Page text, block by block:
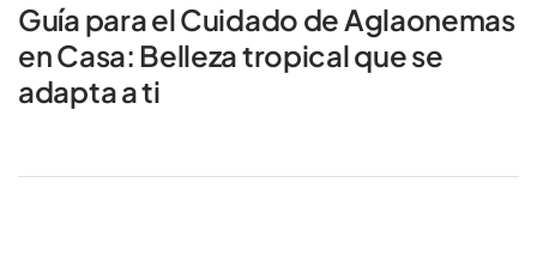
Guía para el Cuidado de Aglaonemas
en Casa: Belleza tropical que se
adapta a ti